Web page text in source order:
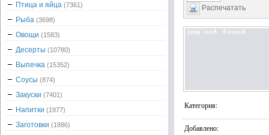
Распечатать
Категория:
Добавлено:
Птица и яйца (7361)
Рыба (3698)
Овощи (1583)
Десерты (10780)
Выпечка (15352)
Соусы (874)
Закуски (7401)
Напитки (1977)
Заготовки (1886)